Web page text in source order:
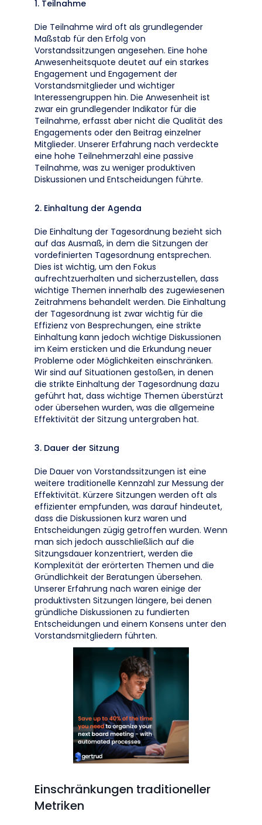
1. Teilnahme
Die Teilnahme wird oft als grundlegender
Maßstab für den Erfolg von
Vorstandssitzungen angesehen. Eine hohe
Anwesenheitsquote deutet auf ein starkes
Engagement und Engagement der
Vorstandsmitglieder und wichtiger
Interessengruppen hin. Die Anwesenheit ist
zwar ein grundlegender Indikator für die
Teilnahme, erfasst aber nicht die Qualität des
Engagements oder den Beitrag einzelner
Mitglieder. Unserer Erfahrung nach verdeckte
eine hohe Teilnehmerzahl eine passive
Teilnahme, was zu weniger produktiven
Diskussionen und Entscheidungen führte.
2. Einhaltung der Agenda
Die Einhaltung der Tagesordnung bezieht sich
auf das Ausmaß, in dem die Sitzungen der
vordefinierten Tagesordnung entsprechen.
Dies ist wichtig, um den Fokus
aufrechtzuerhalten und sicherzustellen, dass
wichtige Themen innerhalb des zugewiesenen
Zeitrahmens behandelt werden. Die Einhaltung
der Tagesordnung ist zwar wichtig für die
Effizienz von Besprechungen, eine strikte
Einhaltung kann jedoch wichtige Diskussionen
im Keim ersticken und die Erkundung neuer
Probleme oder Möglichkeiten einschränken.
Wir sind auf Situationen gestoßen, in denen
die strikte Einhaltung der Tagesordnung dazu
geführt hat, dass wichtige Themen überstürzt
oder übersehen wurden, was die allgemeine
Effektivität der Sitzung untergraben hat.
3. Dauer der Sitzung
Die Dauer von Vorstandssitzungen ist eine
weitere traditionelle Kennzahl zur Messung der
Effektivität. Kürzere Sitzungen werden oft als
effizienter empfunden, was darauf hindeutet,
dass die Diskussionen kurz waren und
Entscheidungen zügig getroffen wurden. Wenn
man sich jedoch ausschließlich auf die
Sitzungsdauer konzentriert, werden die
Komplexität der erörterten Themen und die
Gründlichkeit der Beratungen übersehen.
Unserer Erfahrung nach waren einige der
produktivsten Sitzungen längere, bei denen
gründliche Diskussionen zu fundierten
Entscheidungen und einem Konsens unter den
Vorstandsmitgliedern führten.
Einschränkungen traditioneller
Metriken